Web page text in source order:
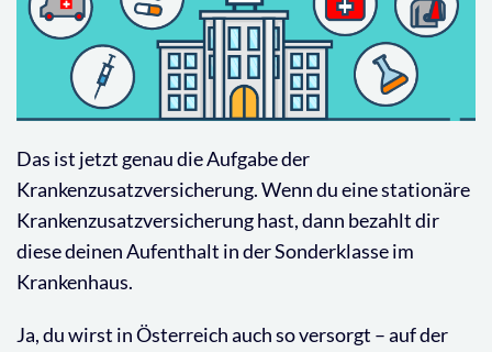
Das ist jetzt genau die Aufgabe der
Krankenzusatzversicherung. Wenn du eine stationäre
Krankenzusatzversicherung hast, dann bezahlt dir
diese deinen Aufenthalt in der Sonderklasse im
Krankenhaus.
Ja, du wirst in Österreich auch so versorgt – auf der